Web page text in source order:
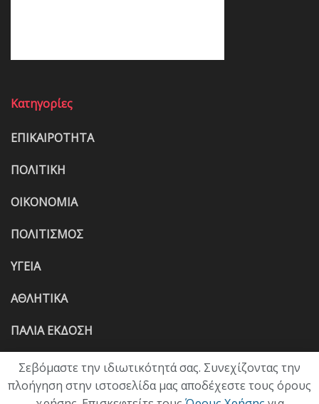
Κατηγορίες
ΕΠΙΚΑΙΡΟΤΗΤΑ
ΠΟΛΙΤΙΚΗ
ΟΙΚΟΝΟΜΙΑ
ΠΟΛΙΤΙΣΜΟΣ
ΥΓΕΙΑ
ΑΘΛΗΤΙΚΑ
ΠΑΛΙΑ ΕΚΔΟΣΗ
Σεβόμαστε την ιδιωτικότητά σας. Συνεχίζοντας την
πλοήγηση στην ιστοσελίδα μας αποδέχεστε τους όρους